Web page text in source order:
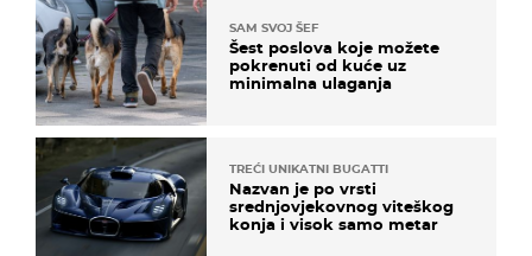
SAM SVOJ ŠEF
Šest poslova koje možete
pokrenuti od kuće uz
minimalna ulaganja
TREĆI UNIKATNI BUGATTI
Nazvan je po vrsti
srednjovjekovnog viteškog
konja i visok samo metar